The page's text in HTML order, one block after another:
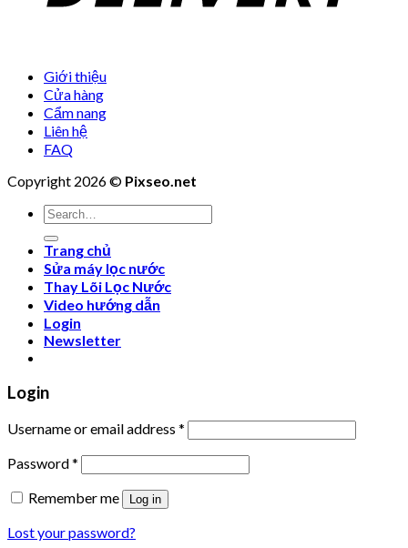
Giới thiệu
Cửa hàng
Cẩm nang
Liên hệ
FAQ
Copyright 2026 © Pixseo.net
Search
for:
Trang chủ
Sửa máy lọc nước
Thay Lõi Lọc Nước
Video hướng dẫn
Login
Newsletter
Login
Username or email address *
Password*
Remember me
Log in
Lost your password?